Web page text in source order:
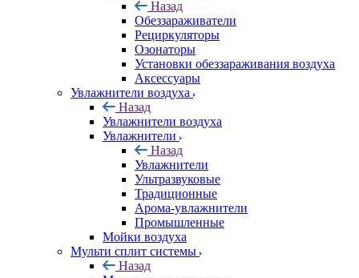
Назад
Обеззараживатели
Рециркуляторы
Озонаторы
Установки обеззараживания воздуха
Аксессуары
Увлажнители воздуха
Назад
Увлажнители воздуха
Увлажнители
Назад
Увлажнители
Ультразвуковые
Традиционные
Арома-увлажнители
Промышленные
Мойки воздуха
Мульти сплит системы
Назад